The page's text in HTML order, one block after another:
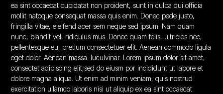
ea sint occaecat cupidatat non proident, sunt in culpa qui officia
mollit natoque consequat massa quis enim. Donec pede justo,
fringilla vitae, eleifend acer sem neque sed ipsum. Nam quam
nunc, blandit vel, ridiculus mus. Donec quam felis, ultricies nec,
pellentesque eu, pretium consectetuer elit. Aenean commodo ligula
eget dolor. Aenean massa. luculvinar. Lorem ipsum dolor sit amet,
consectet adipiscing elit,sed do eiusm por incididunt ut labore et
dolore magna aliqua. Ut enim ad minim veniam, quis nostrud
exercitation ullamco laboris nisi ut aliquip ex ea sint occaecat